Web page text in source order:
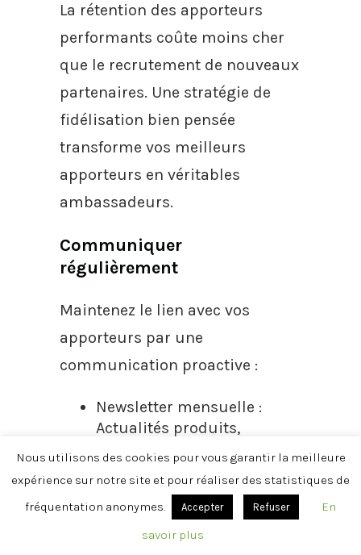
La rétention des apporteurs
performants coûte moins cher
que le recrutement de nouveaux
partenaires. Une stratégie de
fidélisation bien pensée
transforme vos meilleurs
apporteurs en véritables
ambassadeurs.
Communiquer
régulièrement
Maintenez le lien avec vos
apporteurs par une
communication proactive :
Newsletter mensuelle :
Actualités produits,
témoignages clients,
conseils de vente
Webinaires trimestriels :
Formation sur les
nouveautés et techniques
Nous utilisons des cookies pour vous garantir la meilleure
expérience sur notre site et pour réaliser des statistiques de
fréquentation anonymes.
Accepter Refuser
En
savoir plus